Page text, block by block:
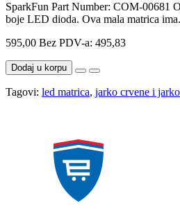
SparkFun Part Number: COM-00681
boje LED dioda. Ova mala matrica
595,00 Bez PDV-a: 495,83
Dodaj u korpu
Tagovi: led matrica, jarko crvene i